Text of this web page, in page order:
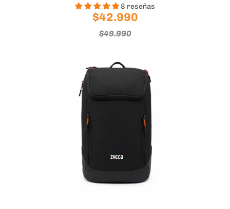
8 reseñas
$42.990
$49.990